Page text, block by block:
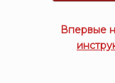
Впервые